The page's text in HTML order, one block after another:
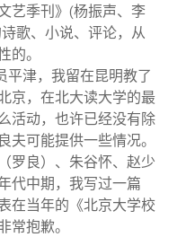
艺季刊》 (杨振声、李
歌、小说、评论，从
的。
平津，我留在昆明教了
京，在北大读大学的最
活动，也许已经没有除
夫可能提供一些情况。
罗良）、朱谷怀、赵少
代中期，我写过一篇
在当年的《北京大学校
常抱歉。